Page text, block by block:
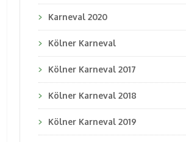
Karneval 2020
Kölner Karneval
Kölner Karneval 2017
Kölner Karneval 2018
Kölner Karneval 2019